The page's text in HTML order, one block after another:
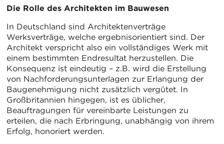
Die Rolle des Architekten im Bauwesen
In Deutschland sind Architektenverträge
Werksverträge, welche ergebnisorientiert sind. Der
Architekt verspricht also ein vollständiges Werk mit
einem bestimmten Endresultat herzustellen. Die
Konsequenz ist eindeutig – z.B. wird die Erstellung
von Nachforderungsunterlagen zur Erlangung der
Baugenehmigung nicht zusätzlich vergütet. In
Großbritannien hingegen, ist es üblicher,
Beauftragungen für vereinbarte Leistungen zu
erteilen, die nach Erbringung, unabhängig von ihrem
Erfolg, honoriert werden.